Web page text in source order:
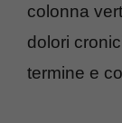
colonna
dolori
termine e